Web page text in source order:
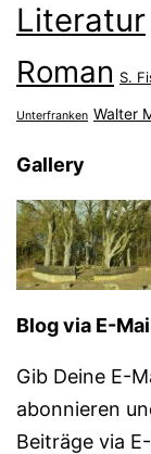
Literatur
Roman S.
Unterfranken Walter
Gallery
Blog via E-
Gib Deine E-
abonnieren
Beiträge via